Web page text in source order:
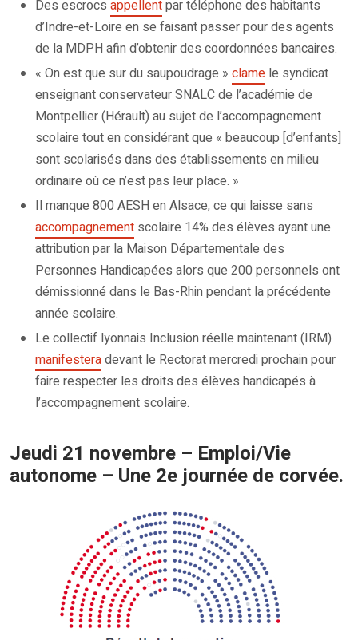
Des escrocs appellentpar téléphone des habitants
d’Indre-et-Loire en se faisant passer pour des agents
de la MDPH afin d’obtenir des coordonnées bancaires.
« On est que sur du saupoudrage » clame le syndicat
enseignant conservateur SNALC de l’académie de
Montpellier (Hérault) au sujet de l’accompagnement
scolaire tout en considérant que « beaucoup [d’enfants]
sont scolarisés dans des établissements en milieu
ordinaire où ce n’est pas leur place. »
Il manque 800 AESH en Alsace, ce qui laisse sans
accompagnement scolaire 14% des élèves ayant une
attribution par la Maison Départementale des
Personnes Handicapées alors que 200 personnels ont
démissionné dans le Bas-Rhin pendant la précédente
année scolaire.
Le collectif lyonnais Inclusion réelle maintenant (IRM)
manifesteradevant le Rectorat mercredi prochain pour
faire respecter les droits des élèves handicapés à
l’accompagnement scolaire.
Jeudi 21 novembre – Emploi/Vie
autonome – Une 2e journée de corvée.